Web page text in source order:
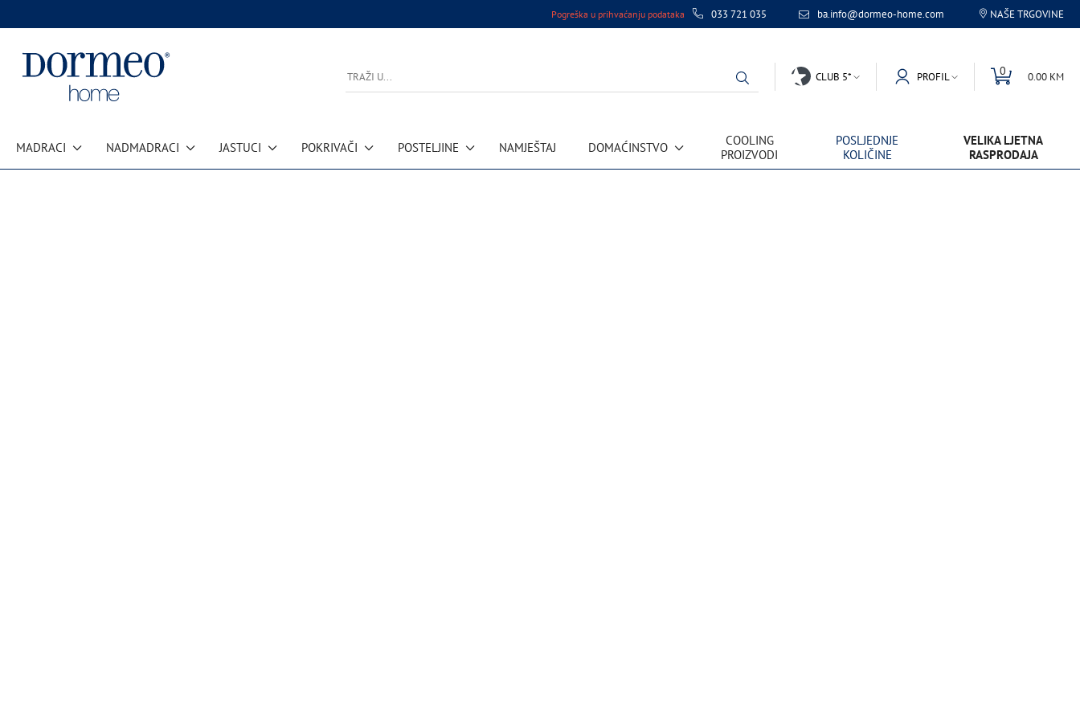
Pogreška u prihvaćanju podataka 033 721 035 ba.info@dormeo-home.com NAŠE TRGOVINE
CLUB 5* PROFIL 0 0.00 KM
MADRACI NADMADRACI JASTUCI POKRIVAČI POSTELJINE NAMJEŠTAJ DOMAĆINSTVO
COOLING
PROIZVODI
POSLJEDNJE
KOLIČINE
VELIKA LJETNA
RASPRODAJA